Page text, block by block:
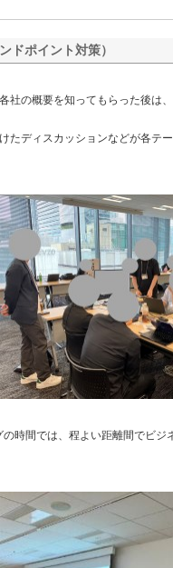
ドポイント対策）
社の概要を知ってもらった後は
たディスカッションなどが各テ
時間では、程よい距離間でビジ